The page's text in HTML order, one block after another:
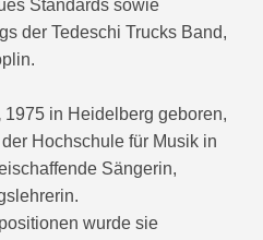
Standards sowie
der Tedeschi Trucks Band,
1975 in Heidelberg geboren,
Hochschule für Musik in
Sängerin,
wurde sie